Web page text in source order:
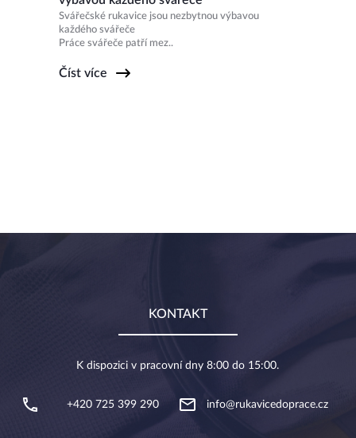
Svářečské rukavice jsou nezbytnou výbavou
každého svářeče
Práce svářeče patří mez..
Číst více
KONTAKT
K dispozici v pracovní dny 8:00 do 15:00.
+420 725 399 290 info@rukavicedoprace.cz